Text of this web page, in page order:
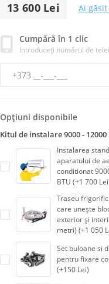
13 600 Lei Ai
Cumpără în 1 clic
Introduceți numărul de
Opțiuni disponibile
Kitul de instalare 9000 - 12000
Instalarea
aparatului de
conditionat
BTU (+1 700
Traseu
care unește
exterior și
metri) (+1 050
Set buloane si
pentru fixare
(+150 Lei)